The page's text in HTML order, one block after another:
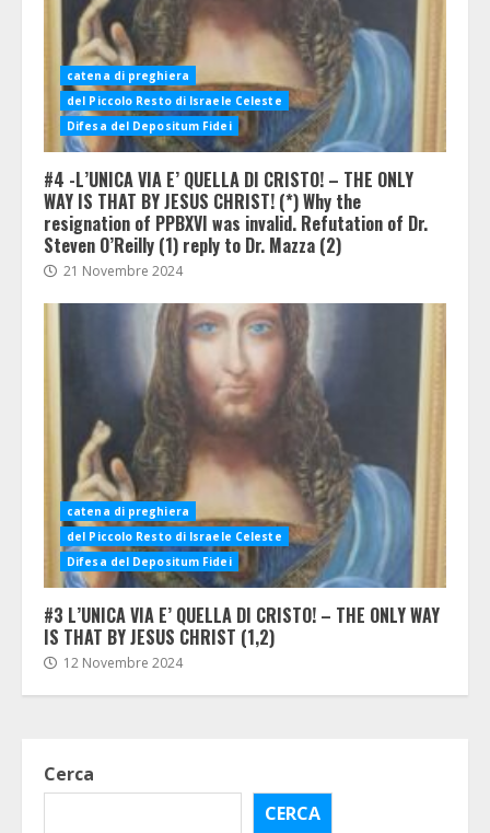
catena di preghiera
del Piccolo Resto di Israele Celeste
Difesa del Depositum Fidei
#4 -L’UNICA VIA E’ QUELLA DI CRISTO! – THE ONLY
WAY IS THAT BY JESUS CHRIST! (*) Why the
resignation of PPBXVI was invalid. Refutation of Dr.
Steven O’Reilly (1) reply to Dr. Mazza (2)
21 Novembre 2024
catena di preghiera
del Piccolo Resto di Israele Celeste
Difesa del Depositum Fidei
#3 L’UNICA VIA E’ QUELLA DI CRISTO! – THE ONLY WAY
IS THAT BY JESUS CHRIST (1,2)
12 Novembre 2024
Cerca
CERCA